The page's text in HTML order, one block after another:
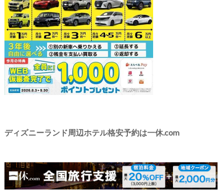
ディズニーランド周辺ホテル格安予約は一休.com